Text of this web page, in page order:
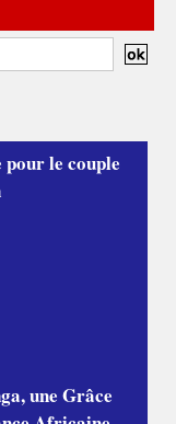
pour le couple
une Grâce